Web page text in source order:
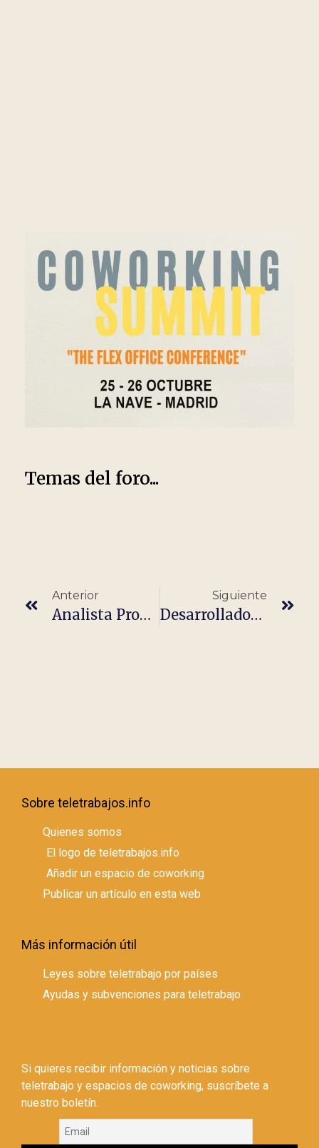
Temas del foro...
Anterior
Analista Programador/a JAVA
Siguiente
Desarrollador/a De Front-End -100% Remoto
Sobre teletrabajos.info
Quienes somos
El logo de teletrabajos.info
Añadir un espacio de coworking
Publicar un artículo en esta web
Más información útil
Leyes sobre teletrabajo por países
Ayudas y subvenciones para teletrabajo
Si quieres recibir información y noticias sobre
teletrabajo y espacios de coworking, suscríbete a
nuestro boletín.